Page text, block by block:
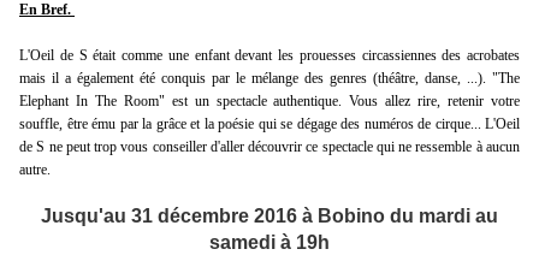
En Bref.
L'Oeil de S était comme une enfant devant les prouesses circassiennes des acrobates
mais il a également été conquis par le mélange des genres (théâtre, danse, ...). "The
Elephant In The Room" est un spectacle authentique. Vous allez rire, retenir votre
souffle, être ému par la grâce et la poésie qui se dégage des numéros de cirque... L'Oeil
de S ne peut trop vous conseiller d'aller découvrir ce spectacle qui ne ressemble à aucun
autre.
Jusqu'au 31 décembre 2016 à Bobino du mardi au
samedi à 19h